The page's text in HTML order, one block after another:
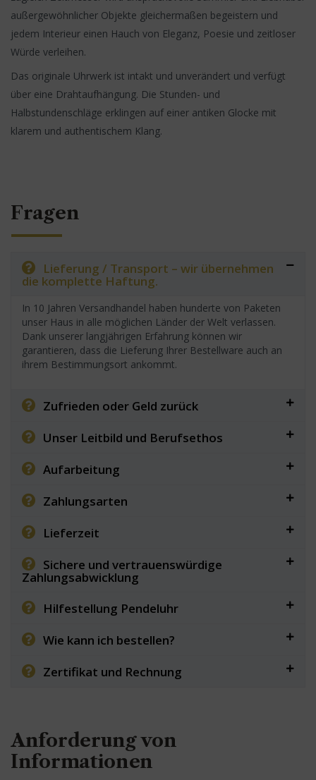
außergewöhnlicher Objekte gleichermaßen begeistern und
jedem Interieur einen Hauch von Eleganz, Poesie und zeitloser
Würde verleihen.
Das originale Uhrwerk ist intakt und unverändert und verfügt
über eine Drahtaufhängung. Die Stunden- und
Halbstundenschläge erklingen auf einer antiken Glocke mit
klarem und authentischem Klang.
Fragen
Lieferung / Transport – wir übernehmen
die komplette Haftung.
In 10 Jahren Versandhandel haben hunderte von Paketen
unser Haus in alle möglichen Länder der Welt verlassen.
Dank unserer langjährigen Erfahrung können wir
garantieren, dass die Lieferung Ihrer Bestellware auch an
ihrem Bestimmungsort ankommt.
Zufrieden oder Geld zurück
Unser Leitbild und Berufsethos
Aufarbeitung
Zahlungsarten
Lieferzeit
Sichere und vertrauenswürdige
Zahlungsabwicklung
Hilfestellung Pendeluhr
Wie kann ich bestellen?
Zertifikat und Rechnung
Anforderung von
Informationen